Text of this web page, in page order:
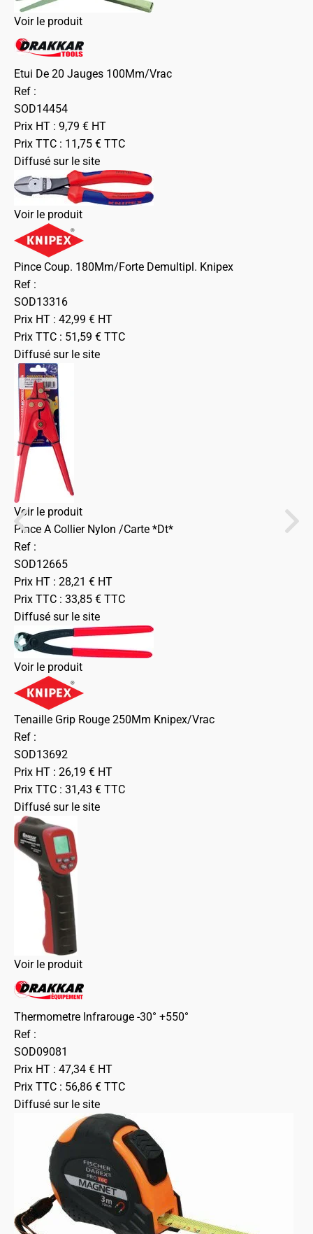
Voir le produit
Etui De 20 Jauges 100Mm/Vrac
Ref :
SOD14454
Prix HT : 9,79 € HT
Prix TTC : 11,75 € TTC
Diffusé sur le site
Voir le produit
Pince Coup. 180Mm/Forte Demultipl. Knipex
Ref :
SOD13316
Prix HT : 42,99 € HT
Prix TTC : 51,59 € TTC
Diffusé sur le site
Voir le produit
Pince A Collier Nylon /Carte *Dt*
Ref :
SOD12665
Prix HT : 28,21 € HT
Prix TTC : 33,85 € TTC
Diffusé sur le site
Voir le produit
Tenaille Grip Rouge 250Mm Knipex/Vrac
Ref :
SOD13692
Prix HT : 26,19 € HT
Prix TTC : 31,43 € TTC
Diffusé sur le site
Voir le produit
Thermometre Infrarouge -30° +550°
Ref :
SOD09081
Prix HT : 47,34 € HT
Prix TTC : 56,86 € TTC
Diffusé sur le site